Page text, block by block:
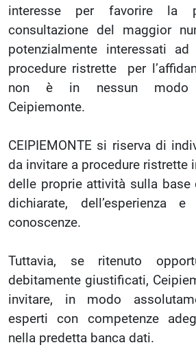
interesse per favorire la
consultazione del maggior
potenzialmente interessati
procedure ristrette per
non è in nessun modo
Ceipiemonte.
CEIPIEMONTE si riserva di
da invitare a procedure ristrette
delle proprie attività sulla base
dichiarate, dell’esperienza
conoscenze.
Tuttavia, se ritenuto
debitamente giustificati,
invitare, in modo
esperti con competenze
nella predetta banca dati.